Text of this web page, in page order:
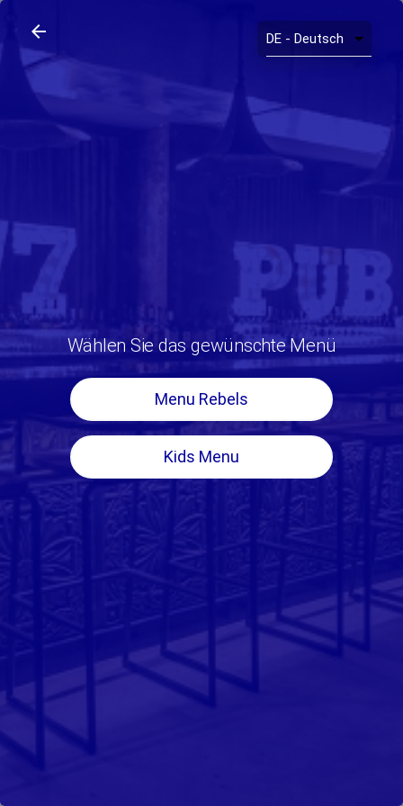
arrow_back search home
arrow_back
Wählen Sie das gewünschte Menü
Menu Rebels
Kids Menu